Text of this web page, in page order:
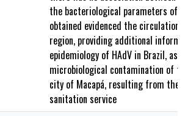
the bacteriological parameters of
obtained evidenced the
region, providing additional
epidemiology of HAdV in Brazil, as
microbiological contamination of
city of Macapá, resulting from the
sanitation service